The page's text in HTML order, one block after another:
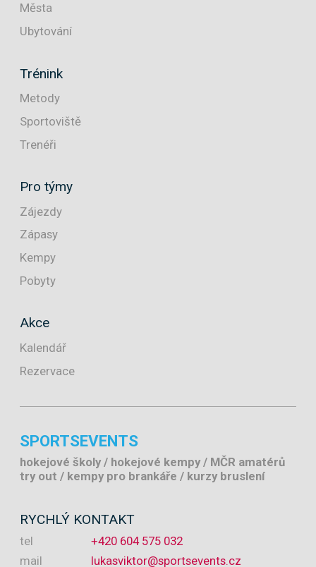
Města
Ubytování
Trénink
Metody
Sportoviště
Trenéři
Pro týmy
Zájezdy
Zápasy
Kempy
Pobyty
Akce
Kalendář
Rezervace
SPORTSEVENTS
hokejové školy / hokejové kempy / MČR amatérů
try out / kempy pro brankáře / kurzy bruslení
RYCHLÝ KONTAKT
tel
+420 604 575 032
mail
lukasviktor@sportsevents.cz